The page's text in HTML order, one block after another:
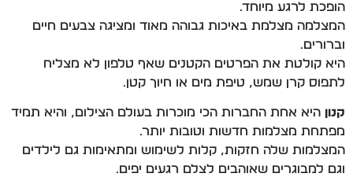
הופכת לרגע מיוחד.
המצלמה מצלמת באיכות גבוהה מאוד ומציגה צבעים חיים
וברורים.
היא קולטת את הפרטים הקטנים שאף טלפון לא מצליח
לתפוס קרן שמש, טיפת מים או חיוך קטן.
קנון היא אחת החברות הכי מוכרות בעולם הצילום, והיא תמיד
מפתחת מצלמות חדשות וטובות יותר.
המצלמות שלה חזקות, קלות לשימוש ומתאימות גם לילדים
וגם למבוגרים שאוהבים לצלם רגעים יפים.